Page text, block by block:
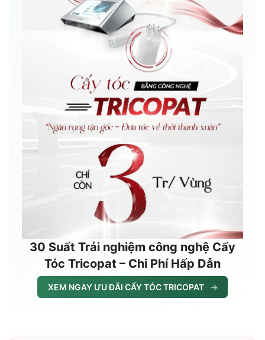
30 Suất Trải nghiệm công nghệ Cấy
Tóc Tricopat – Chi Phí Hấp Dẫn
XEM NGAY ƯU ĐÃI CẤY TÓC TRICOPAT →